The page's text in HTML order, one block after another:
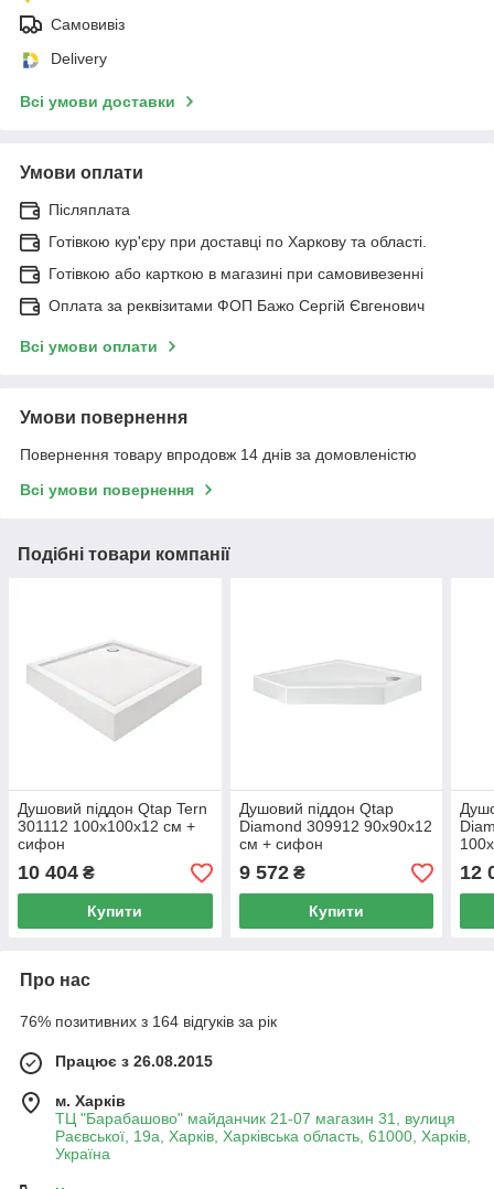
Самовивіз
Delivery
Всі умови доставки
Умови оплати
Післяплата
Готівкою кур'єру при доставці по Харкову та області.
Готівкою або карткою в магазині при самовивезенні
Оплата за реквізитами ФОП Бажо Сергій Євгенович
Всі умови оплати
Умови повернення
Повернення товару впродовж 14 днів за домовленістю
Всі умови повернення
Подібні товари компанії
Душовий піддон Qtap Tern
301112 100x100x12 см +
сифон
10 404 ₴
Купити
Душовий піддон Qtap
Diamond 309912 90x90x12
см + сифон
9 572₴
Купити
12
Про нас
76% позитивних з 164 відгуків за рік
Працює з 26.08.2015
м. Харків
ТЦ "Барабашово" майданчик 21-07 магазин 31, вулиця
Раєвської, 19а, Харків, Харківська область, 61000, Харків,
Україна